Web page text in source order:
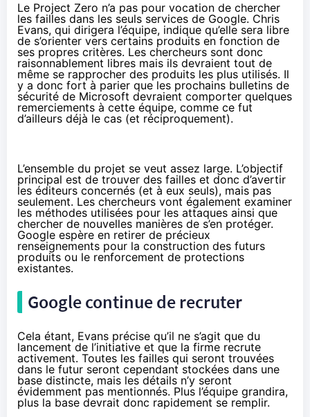
Le Project Zero n’a pas pour vocation de chercher
les failles dans les seuls services de Google. Chris
Evans, qui dirigera l’équipe, indique qu’elle sera libre
de s’orienter vers certains produits en fonction de
ses propres critères. Les chercheurs sont donc
raisonnablement libres mais ils devraient tout de
même se rapprocher des produits les plus utilisés. Il
y a donc fort à parier que les prochains bulletins de
sécurité de Microsoft devraient comporter quelques
remerciements à cette équipe, comme ce fut
d’ailleurs déjà le cas (et réciproquement).
L’ensemble du projet se veut assez large. L’objectif
principal est de trouver des failles et donc d’avertir
les éditeurs concernés (et à eux seuls), mais pas
seulement. Les chercheurs vont également examiner
les méthodes utilisées pour les attaques ainsi que
chercher de nouvelles manières de s’en protéger.
Google espère en retirer de précieux
renseignements pour la construction des futurs
produits ou le renforcement de protections
existantes.
Google continue de recruter
Cela étant, Evans précise qu’il ne s’agit que du
lancement de l’initiative et que la firme recrute
activement. Toutes les failles qui seront trouvées
dans le futur seront cependant stockées dans une
base distincte, mais les détails n’y seront
évidemment pas mentionnés. Plus l’équipe grandira,
plus la base devrait donc rapidement se remplir.